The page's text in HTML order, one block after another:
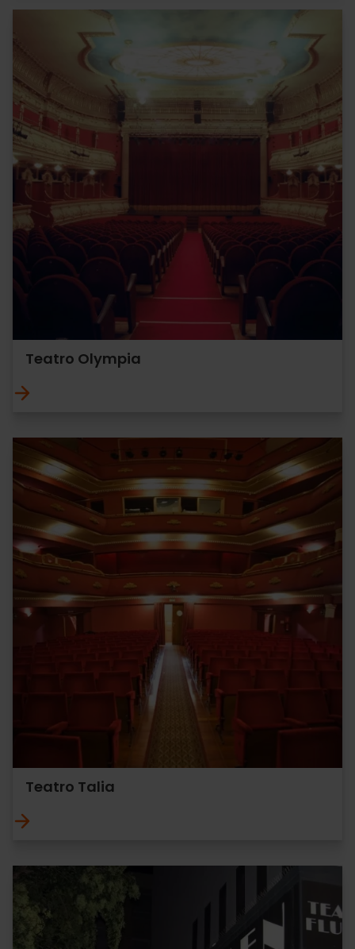
Teatro Olympia
Teatro Talia